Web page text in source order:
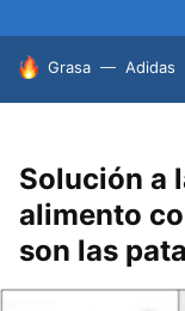
HOY SE HABLA
Grasa Adidas
Solución a
alimento
son las